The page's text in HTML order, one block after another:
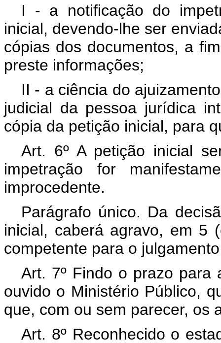
I - a notificação do
inicial, devendo-lhe ser
cópias dos documentos, a
preste informações;
II - a ciência do
judicial da pessoa jurídica
cópia da petição inicial, para
Art. 6º A petição inicial
impetração for
improcedente.
Parágrafo único. Da
inicial, caberá agravo, em 5
competente para o
Art. 7º Findo o prazo para
ouvido o Ministério Público,
que, com ou sem parecer, os
Art. 8º Reconhecido o